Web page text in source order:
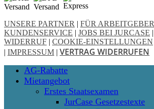
UNSERE PARTNER | FÜR ARBEITGEBER
KUNDENSERVICE | JOBS BEI JURCASE |
WIDERRUF | COOKIE-EINSTELLUNGEN
| IMPRESSUM | VERTRAG WIDERRUFEN
Close
AG-Rabatte
Mietangebot
Erstes Staatsexamen
JurCase Gesetzestexte